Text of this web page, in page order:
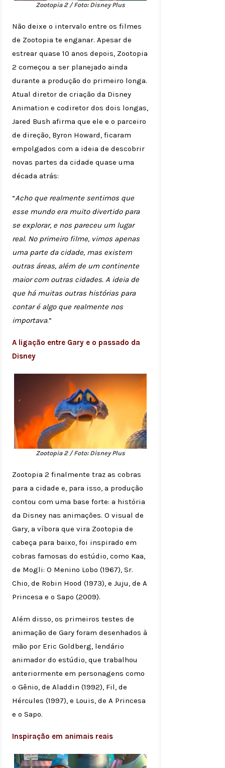
Zootopia 2 / Foto: Disney Plus
Não deixe o intervalo entre os filmes
de Zootopia te enganar. Apesar de
estrear quase 10 anos depois, Zootopia
2 começou a ser planejado ainda
durante a produção do primeiro longa.
Atual diretor de criação da Disney
Animation e codiretor dos dois longas,
Jared Bush afirma que ele e o parceiro
de direção, Byron Howard, ficaram
empolgados com a ideia de descobrir
novas partes da cidade quase uma
década atrás:
“Acho que realmente sentimos que
esse mundo era muito divertido para
se explorar, e nos pareceu um lugar
real. No primeiro filme, vimos apenas
uma parte da cidade, mas existem
outras áreas, além de um continente
maior com outras cidades. A ideia de
que há muitas outras histórias para
contar é algo que realmente nos
importava.”
A ligação entre Gary e o passado da
Disney
Zootopia 2 / Foto: Disney Plus
Zootopia 2 finalmente traz as cobras
para a cidade e, para isso, a produção
contou com uma base forte: a história
da Disney nas animações. O visual de
Gary, a víbora que vira Zootopia de
cabeça para baixo, foi inspirado em
cobras famosas do estúdio, como Kaa,
de Mogli: O Menino Lobo (1967), Sr.
Chio, de Robin Hood (1973), e Juju, de A
Princesa e o Sapo (2009).
Além disso, os primeiros testes de
animação de Gary foram desenhados à
mão por Eric Goldberg, lendário
animador do estúdio, que trabalhou
anteriormente em personagens como
o Gênio, de Aladdin (1992), Fil, de
Hércules (1997), e Louis, de A Princesa
e o Sapo.
Inspiração em animais reais